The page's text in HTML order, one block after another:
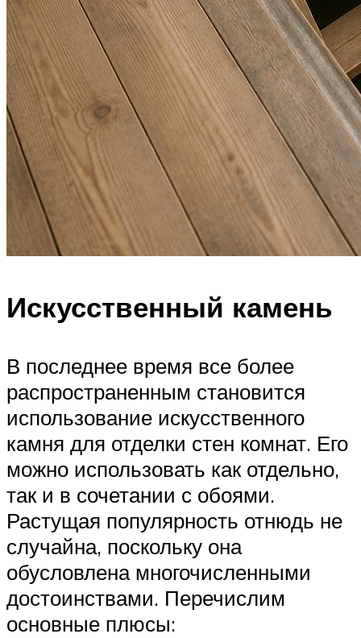
Искусственный камень
В последнее время все более
распространенным становится
использование искусственного
камня для отделки стен комнат. Его
можно использовать как отдельно,
так и в сочетании с обоями.
Растущая популярность отнюдь не
случайна, поскольку она
обусловлена многочисленными
достоинствами. Перечислим
основные плюсы: